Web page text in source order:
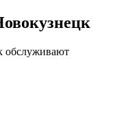
обслуживают